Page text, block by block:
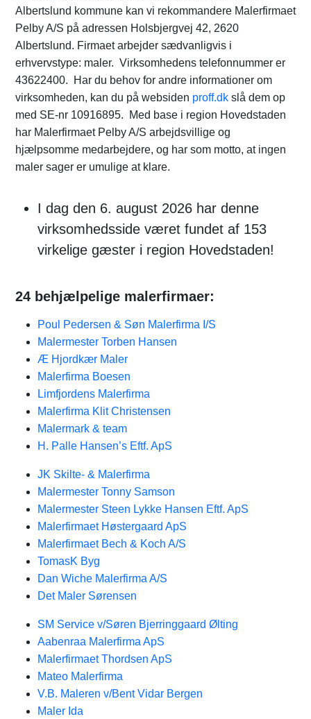
Albertslund kommune kan vi rekommandere Malerfirmaet
Pelby A/S på adressen Holsbjergvej 42, 2620
Albertslund. Firmaet arbejder sædvanligvis i
erhvervstype: maler. Virksomhedens telefonnummer er
43622400. Har du behov for andre informationer om
virksomheden, kan du på websiden proff.dk slå dem op
med SE-nr 10916895. Med base i region Hovedstaden
har Malerfirmaet Pelby A/S arbejdsvillige og
hjælpsomme medarbejdere, og har som motto, at ingen
maler sager er umulige at klare.
I dag den 6. august 2026 har denne
virksomhedsside været fundet af 153
virkelige gæster i region Hovedstaden!
24 behjælpelige malerfirmaer:
Poul Pedersen & Søn Malerfirma I/S
Malermester Torben Hansen
Æ Hjordkær​ Maler
Malerfirma Boesen
Limfjordens Malerfirma
Malerfirma Klit Christensen
Malermark & team
H. Palle Hansen’s Eftf. ApS
JK Skilte- & Malerfirma
Malermester Tonny Samson
Malermester Steen Lykke Hansen Eftf. ApS
Malerfirmaet Høstergaard ApS
Malerfirmaet Bech & Koch A/S
TomasK Byg
Dan Wiche Malerfirma A/S
Det Maler Sørensen
SM Service v/Søren Bjerringgaard Ølting
Aabenraa Malerfirma ApS
Malerfirmaet Thordsen ApS
Mateo Malerfirma
V.B. Maleren v/Bent Vidar Bergen
Maler Ida